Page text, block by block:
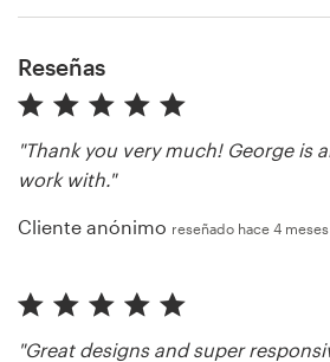
Reseñas
"Thank you very much! George is
work with."
Cliente anónimo reseñado hace 4 meses
"Great designs and super